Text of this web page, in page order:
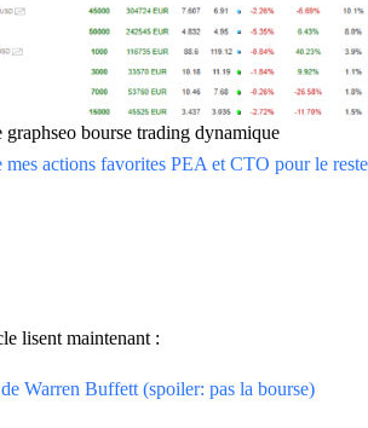
graphseo bourse trading dynamique
mes actions favorites PEA et CTO pour le reste
lisent maintenant :
Warren Buffett (spoiler: pas la bourse)